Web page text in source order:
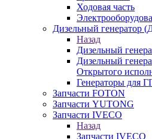
Ходовая часть
Дизельный генератор
Назад
Дизельный
Дизельный
Открытого
Генераторы для
Запчасти FOTON
Запчасти YUTONG
Запчасти IVECO
Назад
Запчасти IVECO